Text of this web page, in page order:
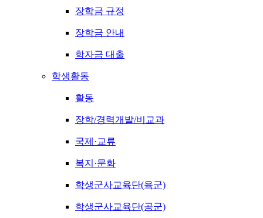
장학금 규정
장학금 안내
학자금 대출
학생활동
활동
장학/경력개발/비교과
국제·교류
복지·문화
학생군사교육단(육군)
학생군사교육단(공군)